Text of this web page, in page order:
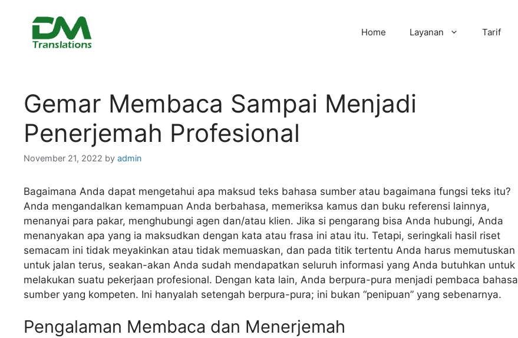
content
Home Layanan Tarif
Gemar Membaca Sampai Menjadi
Penerjemah Profesional
November 21, 2022 by admin
Bagaimana Anda dapat mengetahui apa maksud teks bahasa sumber atau bagaimana fungsi teks itu?
Anda mengandalkan kemampuan Anda berbahasa, memeriksa kamus dan buku referensi lainnya,
menanyai para pakar, menghubungi agen dan/atau klien. Jika si pengarang bisa Anda hubungi, Anda
menanyakan apa yang ia maksudkan dengan kata atau frasa ini atau itu. Tetapi, seringkali hasil riset
semacam ini tidak meyakinkan atau tidak memuaskan, dan pada titik tertentu Anda harus memutuskan
untuk jalan terus, seakan-akan Anda sudah mendapatkan seluruh informasi yang Anda butuhkan untuk
melakukan suatu pekerjaan profesional. Dengan kata lain, Anda berpura-pura menjadi pembaca bahasa
sumber yang kompeten. Ini hanyalah setengah berpura-pura; ini bukan “penipuan” yang sebenarnya.
Pengalaman Membaca dan Menerjemah